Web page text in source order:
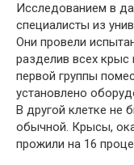
Исследованием в
специалисты из
Они провели
разделив всех крыс
первой группы
установлено
В другой клетке не
обычной. Крысы,
прожили на 16